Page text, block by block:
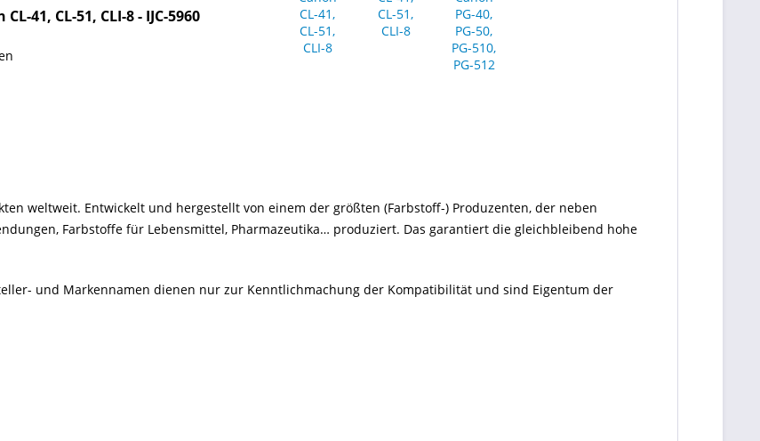
41, CL-51, CLI-8 - IJC-5960
weltweit. Entwickelt und hergestellt von einem der größten (Farbstoff-) Produzenten, der neben
Farbstoffe für Lebensmittel, Pharmazeutika… produziert. Das garantiert die gleichbleibend hohe
und Markennamen dienen nur zur Kenntlichmachung der Kompatibilität und sind Eigentum der